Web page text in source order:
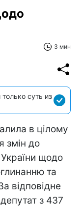
3 мин
суть из
в цілому
змін до
щодо
та
відповідне
з 437